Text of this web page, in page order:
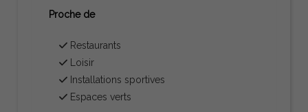
Proche de
Restaurants
Loisir
Installations sportives
Espaces verts